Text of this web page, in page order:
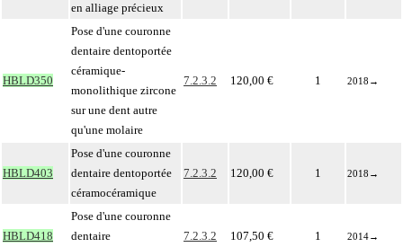
en alliage précieux
HBLD350
Pose d'une couronne
dentaire dentoportée
céramique-
monolithique zircone
sur une dent autre
qu'une molaire
7.2.3.2 120,00 € 1 2018 →
HBLD403
Pose d'une couronne
dentaire dentoportée
céramocéramique
7.2.3.2 120,00 € 1 2018 →
HBLD418
Pose d'une couronne
dentaire
7.2.3.2 107,50 € 1 2014→